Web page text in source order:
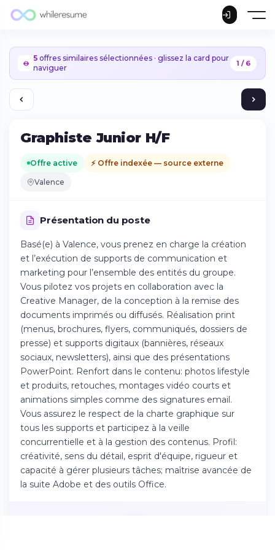
5 offres similaires sélectionnées · glissez la card pour
naviguer
1 / 6
Graphiste Junior H/F
Offre active ⚡ Offre indexée — source externe
Valence
Présentation du poste
Basé(e) à Valence, vous prenez en charge la création
et l’exécution de supports de communication et
marketing pour l’ensemble des entités du groupe.
Vous pilotez vos projets en collaboration avec la
Creative Manager, de la conception à la remise des
documents imprimés ou diffusés. Réalisation print
(menus, brochures, flyers, communiqués, dossiers de
presse) et supports digitaux (bannières, réseaux
sociaux, newsletters), ainsi que des présentations
PowerPoint. Renfort dans le contenu: photos lifestyle
et produits, retouches, montages vidéo courts et
animations simples comme des signatures email.
Vous assurez le respect de la charte graphique sur
tous les supports et participez à la veille
concurrentielle et à la gestion des contenus. Profil:
créativité, sens du détail, esprit d'équipe, rigueur et
capacité à gérer plusieurs tâches; maîtrise avancée de
la suite Adobe et des outils Office.
Continuer sur iPhone
Téléchargez l'app sur l'App Store
Continuer sur Android
Téléchargez l'app sur Google Play
Se connecter sur le web
Accédez à votre compte depuis votre
navigateur